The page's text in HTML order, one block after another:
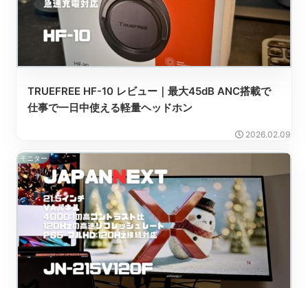
TRUEFREE HF-10 レビュー｜最大45dB ANC搭載で
仕事で一日中使える軽量ヘッドホン
2026.02.09
モニター